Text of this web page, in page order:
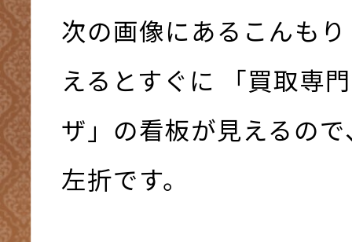
次の画像にあるこんも
えるとすぐに 「買取専
ザ」の看板が見えるの
左折です。